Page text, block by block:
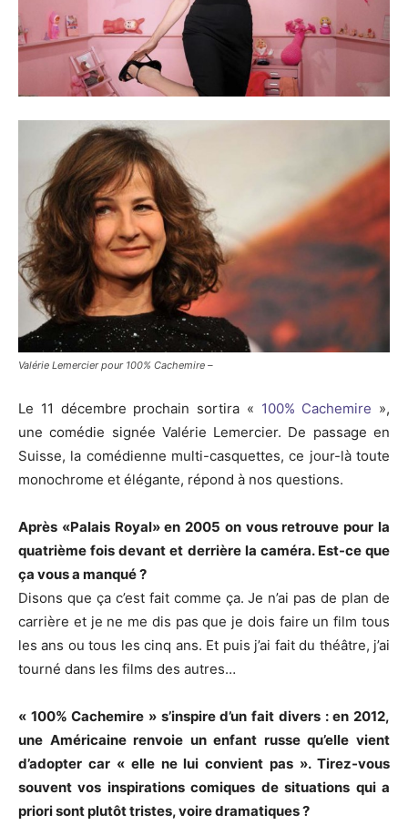
Valérie Lemercier pour 100% Cachemire –
Le 11 décembre prochain sortira « 100% Cachemire »,
une comédie signée Valérie Lemercier. De passage en
Suisse, la comédienne multi-casquettes, ce jour-là toute
monochrome et élégante, répond à nos questions.
Après «Palais Royal» en 2005 on vous retrouve pour la
quatrième fois devant et derrière la caméra. Est-ce que
ça vous a manqué ?
Disons que ça c’est fait comme ça. Je n’ai pas de plan de
carrière et je ne me dis pas que je dois faire un film tous
les ans ou tous les cinq ans. Et puis j’ai fait du théâtre, j’ai
tourné dans les films des autres…
« 100% Cachemire » s’inspire d’un fait divers : en 2012,
une Américaine renvoie un enfant russe qu’elle vient
d’adopter car « elle ne lui convient pas ». Tirez-vous
souvent vos inspirations comiques de situations qui a
priori sont plutôt tristes, voire dramatiques ?